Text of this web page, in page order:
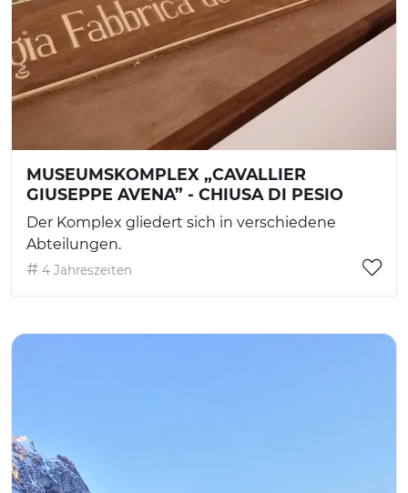
MUSEUMSKOMPLEX „CAVALLIER
GIUSEPPE AVENA” - CHIUSA DI PESIO
Der Komplex gliedert sich in verschiedene
Abteilungen.
4 Jahreszeiten